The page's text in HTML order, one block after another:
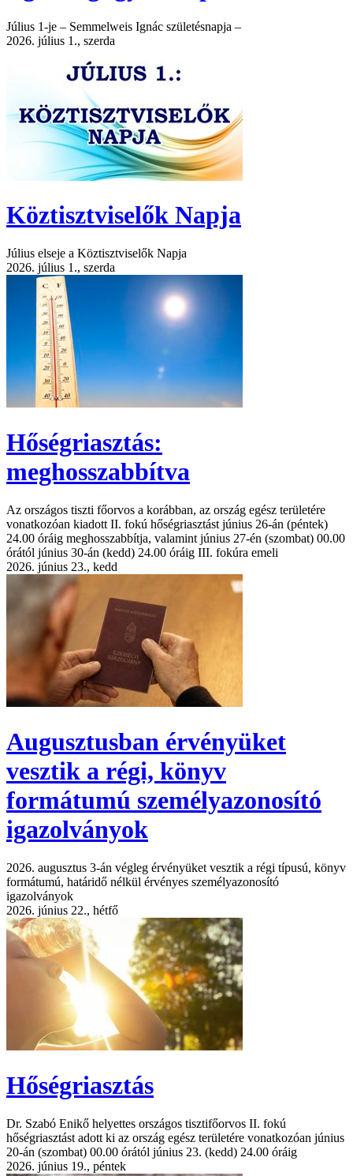
Július 1-je – Semmelweis Ignác születésnapja –
2026. július 1., szerda
Köztisztviselők Napja
Július elseje a Köztisztviselők Napja
2026. július 1., szerda
Hőségriasztás:
meghosszabbítva
Az országos tiszti főorvos a korábban, az ország egész területére
vonatkozóan kiadott II. fokú hőségriasztást június 26-án (péntek)
24.00 óráig meghosszabbítja, valamint június 27-én (szombat) 00.00
órától június 30-án (kedd) 24.00 óráig III. fokúra emeli
2026. június 23., kedd
Augusztusban érvényüket
vesztik a régi, könyv
formátumú személyazonosító
igazolványok
2026. augusztus 3-án végleg érvényüket vesztik a régi típusú, könyv
formátumú, határidő nélkül érvényes személyazonosító
igazolványok
2026. június 22., hétfő
Hőségriasztás
Dr. Szabó Enikő helyettes országos tisztifőorvos II. fokú
hőségriasztást adott ki az ország egész területére vonatkozóan június
20-án (szombat) 00.00 órától június 23. (kedd) 24.00 óráig
2026. június 19., péntek